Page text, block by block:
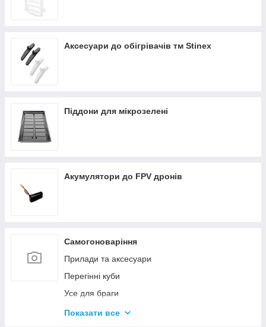
Аксесуари до обігрівачів тм Stinex
Піддони для мікрозелені
Акумулятори до FPV дронів
Самогоноваріння
Прилади та аксесуари
Перегінні куби
Усе для браги
Комплектуючі та запчастини
Показати все